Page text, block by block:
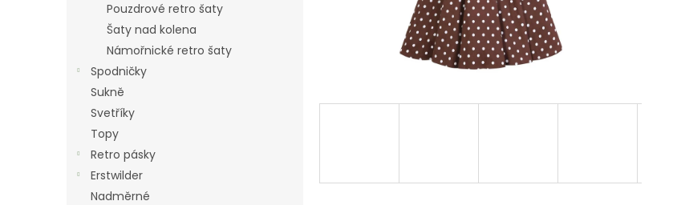
Pouzdrové retro šaty
Šaty nad kolena
Námořnické retro šaty
Spodničky
Sukně
Svetříky
Topy
Retro pásky
Erstwilder
Nadměrné